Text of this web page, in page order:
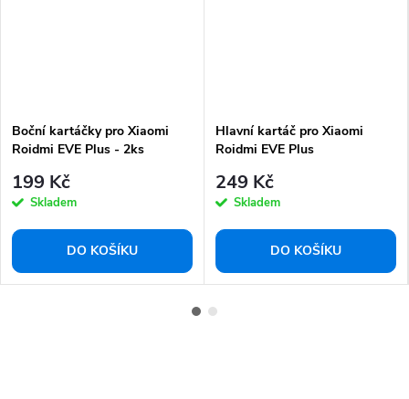
Boční kartáčky pro Xiaomi
Roidmi EVE Plus - 2ks
199 Kč
Skladem
DO KOŠÍKU
Hlavní kartáč pro Xiaomi
Roidmi EVE Plus
249 Kč
Skladem
DO KOŠÍKU